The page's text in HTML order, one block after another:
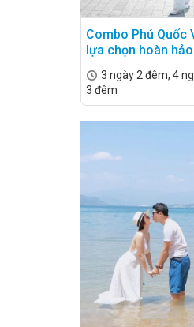
Combo Phú Quốc
lựa chọn hoàn
3 ngày 2 đêm, 4
3 đêm